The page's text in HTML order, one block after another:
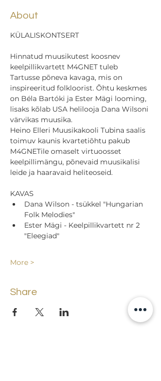
About
KÜLALISKONTSERT
Hinnatud muusikutest koosnev
keelpillikvartett M4GNET tuleb
Tartusse põneva kavaga, mis on
inspireeritud folkloorist. Õhtu keskmes
on Béla Bartóki ja Ester Mägi looming,
lisaks kõlab USA helilooja Dana Wilsoni
värvikas muusika.
Heino Elleri Muusikakooli Tubina saalis
toimuv kaunis kvartetiõhtu pakub
M4GNETile omaselt virtuoosset
keelpillimängu, põnevaid muusikalisi
leide ja haaravaid heliteoseid.
KAVAS
Dana Wilson - tsükkel "Hungarian
Folk Melodies"
Ester Mägi - Keelpillikvartett nr 2
"Eleegiad"
More >
Share